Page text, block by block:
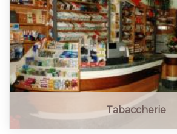
Tabaccherie